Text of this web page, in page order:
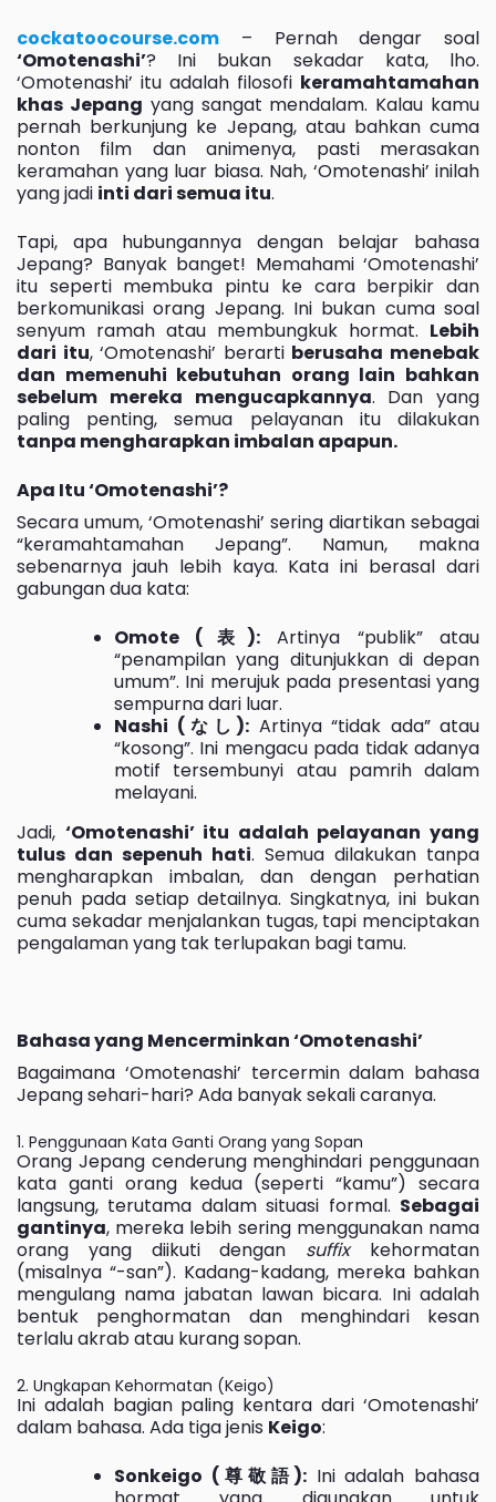
cockatoocourse.com – Pernah dengar soal
‘Omotenashi’? Ini bukan sekadar kata, lho.
‘Omotenashi’ itu adalah filosofi keramahtamahan
khas Jepang yang sangat mendalam. Kalau kamu
pernah berkunjung ke Jepang, atau bahkan cuma
nonton film dan animenya, pasti merasakan
keramahan yang luar biasa. Nah, ‘Omotenashi’ inilah
yang jadi inti dari semua itu.
Tapi, apa hubungannya dengan belajar bahasa
Jepang? Banyak banget! Memahami ‘Omotenashi’
itu seperti membuka pintu ke cara berpikir dan
berkomunikasi orang Jepang. Ini bukan cuma soal
senyum ramah atau membungkuk hormat. Lebih
dari itu, ‘Omotenashi’ berarti berusaha menebak
dan memenuhi kebutuhan orang lain bahkan
sebelum mereka mengucapkannya. Dan yang
paling penting, semua pelayanan itu dilakukan
tanpa mengharapkan imbalan apapun.
Apa Itu ‘Omotenashi’?
Secara umum, ‘Omotenashi’ sering diartikan sebagai
“keramahtamahan Jepang”. Namun, makna
sebenarnya jauh lebih kaya. Kata ini berasal dari
gabungan dua kata:
Omote (表): Artinya “publik” atau
“penampilan yang ditunjukkan di depan
umum”. Ini merujuk pada presentasi yang
sempurna dari luar.
Nashi (なし): Artinya “tidak ada” atau
“kosong”. Ini mengacu pada tidak adanya
motif tersembunyi atau pamrih dalam
melayani.
Jadi, ‘Omotenashi’ itu adalah pelayanan yang
tulus dan sepenuh hati. Semua dilakukan tanpa
mengharapkan imbalan, dan dengan perhatian
penuh pada setiap detailnya. Singkatnya, ini bukan
cuma sekadar menjalankan tugas, tapi menciptakan
pengalaman yang tak terlupakan bagi tamu.
Bahasa yang Mencerminkan ‘Omotenashi’
Bagaimana ‘Omotenashi’ tercermin dalam bahasa
Jepang sehari-hari? Ada banyak sekali caranya.
1. Penggunaan Kata Ganti Orang yang Sopan
Orang Jepang cenderung menghindari penggunaan
kata ganti orang kedua (seperti “kamu”) secara
langsung, terutama dalam situasi formal. Sebagai
gantinya, mereka lebih sering menggunakan nama
orang yang diikuti dengan suffixkehormatan
(misalnya “-san”). Kadang-kadang, mereka bahkan
mengulang nama jabatan lawan bicara. Ini adalah
bentuk penghormatan dan menghindari kesan
terlalu akrab atau kurang sopan.
2. Ungkapan Kehormatan (Keigo)
Ini adalah bagian paling kentara dari ‘Omotenashi’
dalam bahasa. Ada tiga jenis Keigo:
Sonkeigo (尊敬語): Ini adalah bahasa